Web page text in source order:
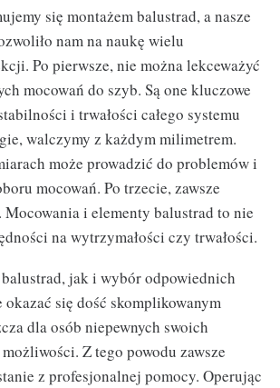
się montażem balustrad, a nasze
nam na naukę wielu
Po pierwsze, nie można lekceważyć
mocowań do szyb. Są one kluczowe
i trwałości całego systemu
walczymy z każdym milimetrem.
może prowadzić do problemów i
mocowań. Po trzecie, zawsze
Mocowania i elementy balustrad to nie
na wytrzymałości czy trwałości.
jak i wybór odpowiednich
okazać się dość skomplikowanym
dla osób niepewnych swoich
Z tego powodu zawsze
z profesjonalnej pomocy. Operując